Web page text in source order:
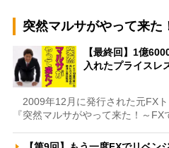
突然マルサがやって来た
【最終回】1億
入れたプライスレ
2009年12月に発行された元FX
『突然マルサがやって来た！～FX